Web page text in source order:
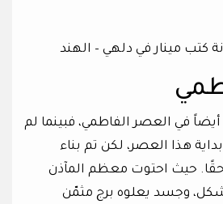
في العصر الفاطمي، فبينما لم
هذا العصر، لكن تم بناء
حيث احتوت معظم المآذن
وجسد يعلوه برج مثمّن